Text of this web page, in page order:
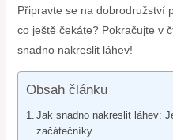
Připravte se na dobrodružství
co ještě čekáte? Pokračujte v
snadno nakreslit láhev!
Obsah článku
Jak snadno nakreslit láhev:
začátečníky